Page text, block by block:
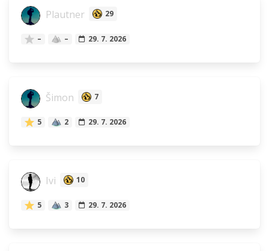
Plautner 29
– – 29. 7. 2026
Šimon 7
5 2 29. 7. 2026
Ivi 10
5 3 29. 7. 2026